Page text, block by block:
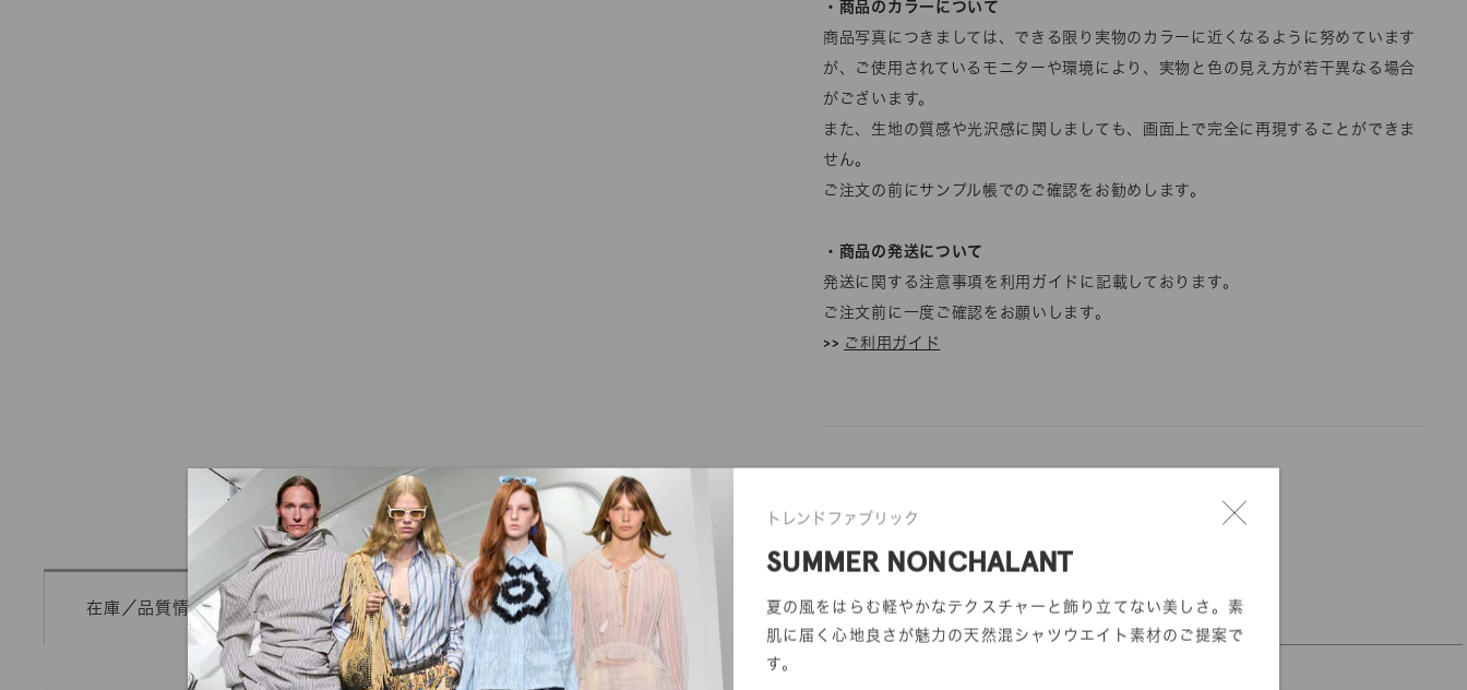
トレンドファブリック
SUMMER NONCHALANT
夏の風をはらむ軽やかなテクスチャーと飾り立てない美しさ。素
肌に届く心地良さが魅力の天然混シャツウエイト素材のご提案で
す。
・商品のカラーについて
商品写真につきましては、できる限り実物のカラーに近くなるように努めています
が、ご使用されているモニターや環境により、実物と色の見え方が若干異なる場合
がございます。
また、生地の質感や光沢感に関しましても、画面上で完全に再現することができま
せん。
ご注文の前にサンプル帳でのご確認をお勧めします。
・商品の発送について
発送に関する注意事項を利用ガイドに記載しております。
ご注文前に一度ご確認をお願いします。
>> ご利用ガイド
在庫／品質情報照会 mカットオーダー 反物オーダー サンプル帳依頼 DIGITAL FABRIC